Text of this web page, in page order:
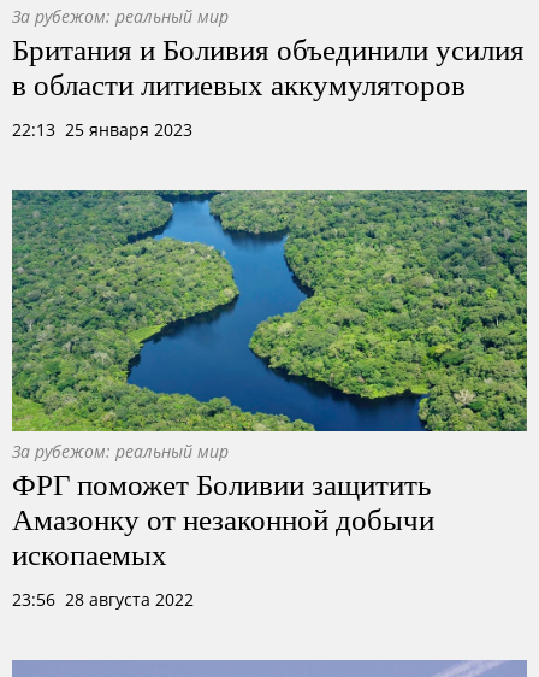
За рубежом: реальный мир
Британия и Боливия объединили усилия
в области литиевых аккумуляторов
22:13 25 января 2023
За рубежом: реальный мир
ФРГ поможет Боливии защитить
Амазонку от незаконной добычи
ископаемых
23:56 28 августа 2022